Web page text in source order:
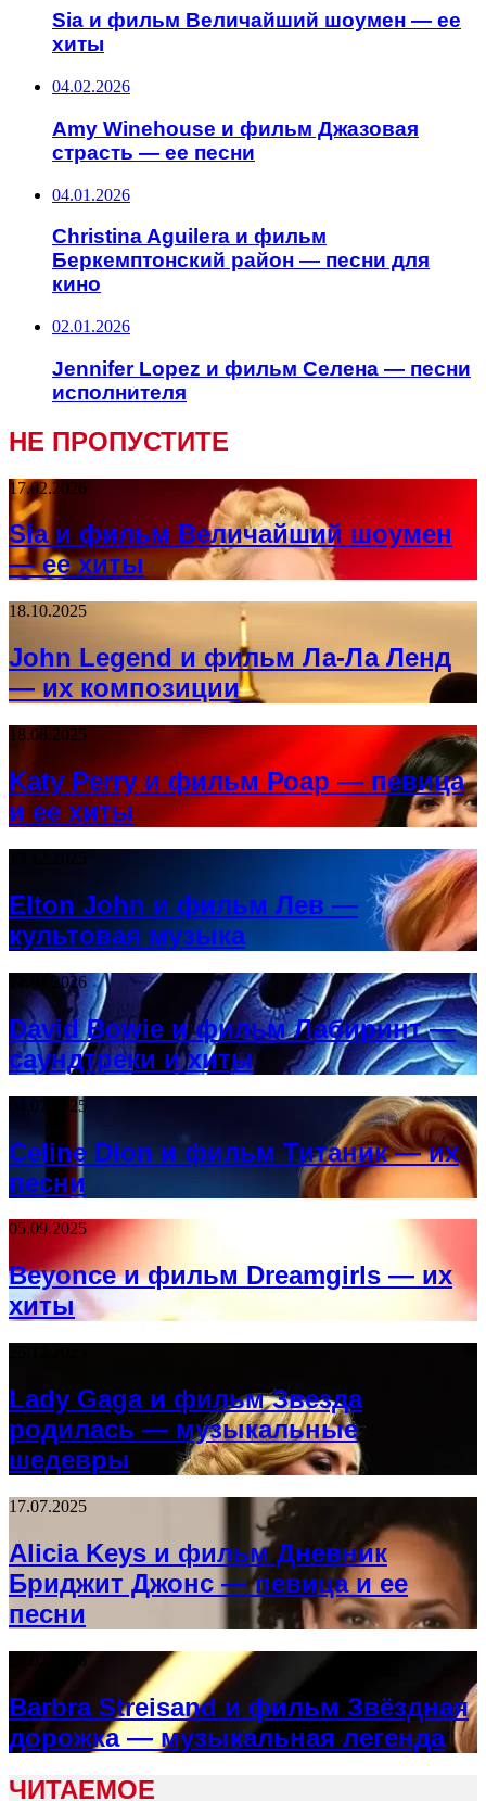
Sia и фильм Величайший шоумен — ее
хиты
04.02.2026
Amy Winehouse и фильм Джазовая
страсть — ее песни
04.01.2026
Christina Aguilera и фильм
Беркемптонский район — песни для
кино
02.01.2026
Jennifer Lopez и фильм Селена — песни
исполнителя
НЕ ПРОПУСТИТЕ
17.02.2026
Sia и фильм Величайший шоумен
— ее хиты
18.10.2025
John Legend и фильм Ла-Ла Ленд
— их композиции
18.08.2025
Katy Perry и фильм Роар — певица
и ее хиты
Elton John и фильм Лев —
культовая музыка
12.04.2026
David Bowie и фильм Лабиринт —
саундтреки и хиты
04.07.2025
Celine Dion и фильм Титаник — их
песни
05.09.2025
Beyonce и фильм Dreamgirls — их
хиты
Lady Gaga и фильм Звезда
родилась — музыкальные
шедевры
17.07.2025
Alicia Keys и фильм Дневник
Бриджит Джонс — певица и ее
песни
Barbra Streisand и фильм Звёздная
дорожка — музыкальная легенда
ЧИТАЕМОЕ